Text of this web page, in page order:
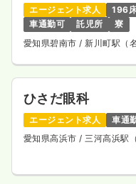
エージェント求人 196
車通勤可
託児所
寮
愛知県碧南市 / 新川町駅（
ひさだ眼科
エージェント求人
車通
愛知県高浜市/ 三河高浜駅